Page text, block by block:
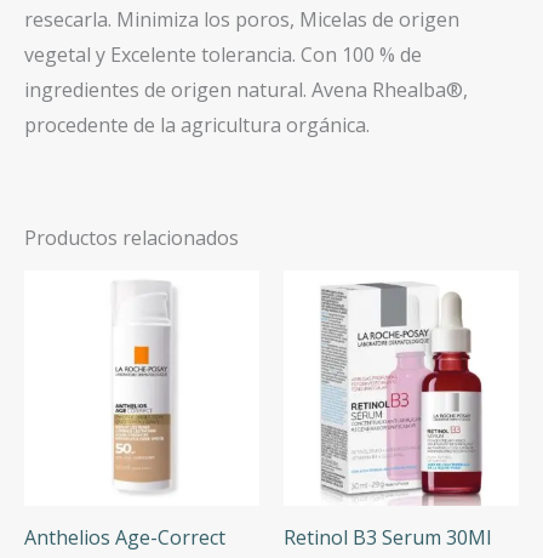
resecarla. Minimiza los poros, Micelas de origen
vegetal y Excelente tolerancia. Con 100 % de
ingredientes de origen natural. Avena Rhealba®,
procedente de la agricultura orgánica.
Productos relacionados
Anthelios Age-Correct
Retinol B3 Serum 30Ml